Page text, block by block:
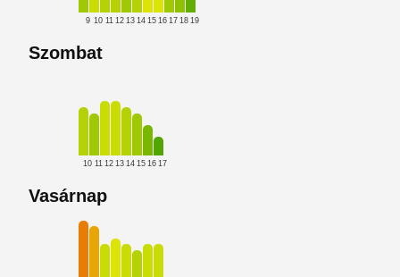
9 10 11 12 13 14 15 16 17 18 19
Szombat
10 11 12 13 14 15 16 17
Vasárnap